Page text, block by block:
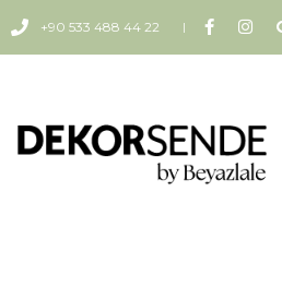
+90 533 488 44 22